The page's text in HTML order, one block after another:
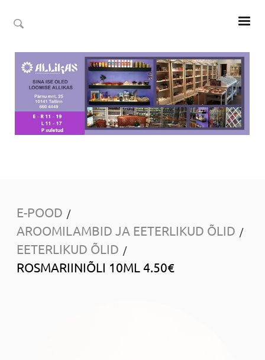
E-POOD /
AROOMILAMBID JA EETERLIKUD ÕLID /
EETERLIKUD ÕLID /
ROSMARIINIÕLI 10ML 4.50€